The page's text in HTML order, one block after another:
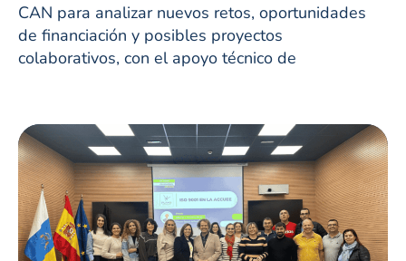
CAN para analizar nuevos retos, oportunidades
de financiación y posibles proyectos
colaborativos, con el apoyo técnico de